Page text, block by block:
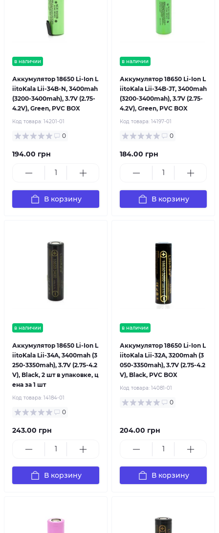
в наличии
Аккумулятор 18650 Li-Ion L
iitoKala Lii-34B-N, 3400mah
(3200-3400mah), 3.7V (2.75-
4.2V), Green, PVC BOX
Код товара: 14201-01
0
194.00 грн
В корзину
в наличии
Аккумулятор 18650 Li-Ion L
iitoKala Lii-34B-JT, 3400mah
(3200-3400mah), 3.7V (2.75-
4.2V), Green, PVC BOX
Код товара: 14197-01
0
184.00 грн
В корзину
в наличии
Аккумулятор 18650 Li-Ion L
iitoKala Lii-34A, 3400mah (3
250-3350mah), 3.7V (2.75-4.2
V), Black, 2 шт в упаковке, ц
ена за 1 шт
Код товара: 14184-01
0
243.00 грн
В корзину
в наличии
Аккумулятор 18650 Li-Ion L
iitoKala Lii-32A, 3200mah (3
050-3350mah), 3.7V (2.75-4.2
V), Black, PVC BOX
Код товара: 14081-01
0
204.00 грн
В корзину